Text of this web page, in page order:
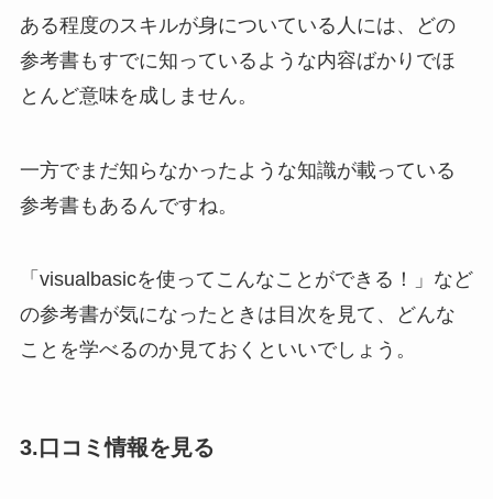
ある程度のスキルが身についている人には、どの
参考書もすでに知っているような内容ばかりでほ
とんど意味を成しません。
一方でまだ知らなかったような知識が載っている
参考書もあるんですね。
「visualbasicを使ってこんなことができる！」など
の参考書が気になったときは目次を見て、どんな
ことを学べるのか見ておくといいでしょう。
3.口コミ情報を見る